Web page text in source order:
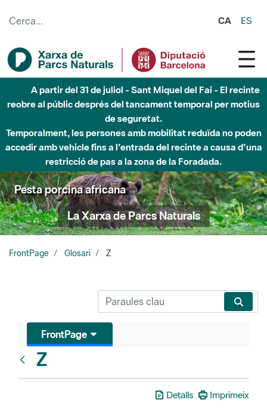
CA ES
A partir del 31 de juliol - Sant Miquel del Fai - El recinte
reobre al públic després del tancament temporal per motius
de seguretat.
Temporalment, les persones amb mobilitat reduïda no poden
accedir amb vehicle fins a l'entrada del recinte a causa d'una
restricció de pas a la zona de la Foradada.
Pesta porcina africana
La Xarxa de Parcs Naturals
FrontPage Glosari Z
FrontPage
Z
Detalls Imprimeix